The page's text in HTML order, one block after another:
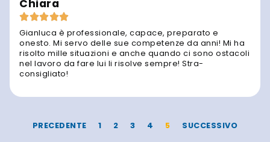
Chiara
Gianluca è professionale, capace, preparato e
onesto. Mi servo delle sue competenze da anni! Mi ha
risolto mille situazioni e anche quando ci sono ostacoli
nel lavoro da fare lui li risolve sempre! Stra-
consigliato!
PRECEDENTE 1 2 3 4 5 SUCCESSIVO